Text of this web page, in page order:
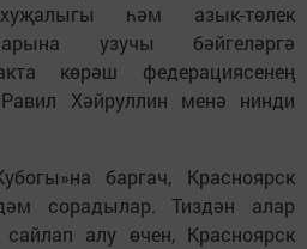
һәм азык-төлек
узучы бәйгеләргә
көрәш федерациясенең
Хәйруллин менә нинди
баргач, Красноярск
сорадылар. Тиздән алар
алу өчен, Красноярск